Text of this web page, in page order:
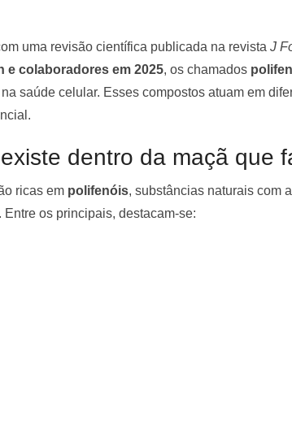
uma revisão científica publicada na revista J
e colaboradores em 2025, os chamados
saúde celular. Esses compostos atuam em
dentro da maçã que
ricas em polifenóis, substâncias naturais com
Entre os principais, destacam-se: